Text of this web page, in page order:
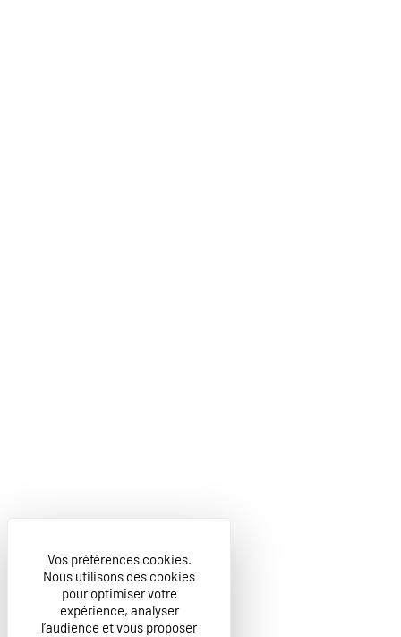
Vos préférences cookies.
Nous utilisons des cookies
pour optimiser votre
expérience, analyser
l’audience et vous proposer